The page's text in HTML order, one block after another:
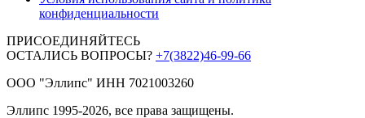
конфиденциальности
ПРИСОЕДИНЯЙТЕСЬ
ОСТАЛИСЬ ВОПРОСЫ? +7(3822)46-99-66
ООО "Эллипс" ИНН 7021003260
Эллипс 1995-2026, все права защищены.